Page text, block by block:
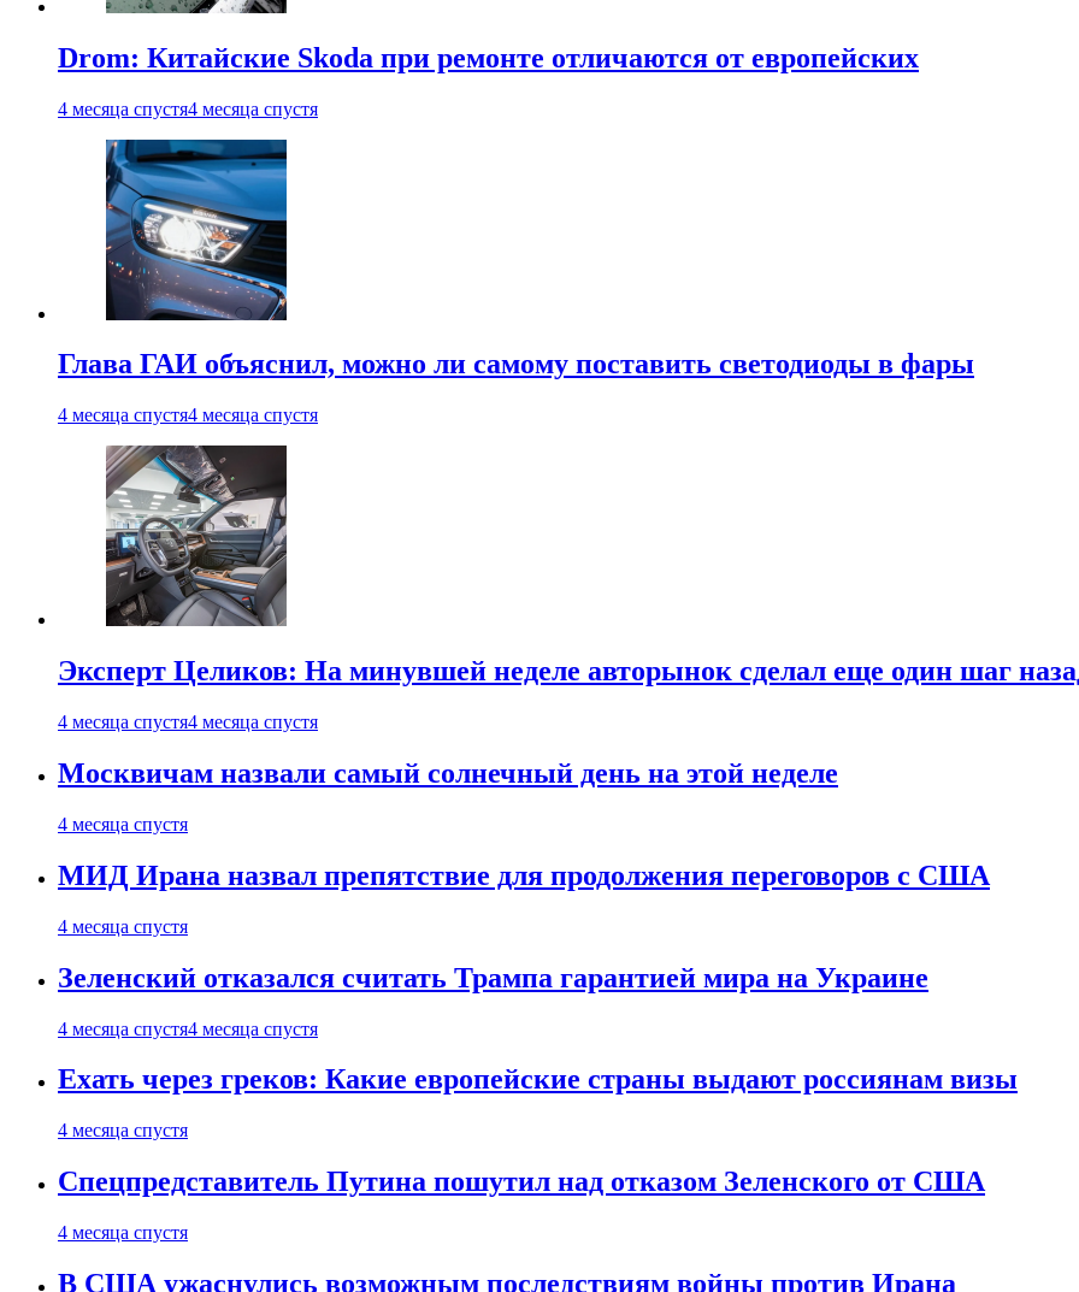
Drom: Китайские Skoda при ремонте отличаются от европейских
4 месяца спустя4 месяца спустя
Глава ГАИ объяснил, можно ли самому поставить светодиоды в фары
4 месяца спустя4 месяца спустя
Эксперт Целиков: На минувшей неделе авторынок сделал еще один шаг
4 месяца спустя4 месяца спустя
Москвичам назвали самый солнечный день на этой неделе
4 месяца спустя
МИД Ирана назвал препятствие для продолжения переговоров с США
4 месяца спустя
Зеленский отказался считать Трампа гарантией мира на Украине
4 месяца спустя4 месяца спустя
Ехать через греков: Какие европейские страны выдают россиянам визы
4 месяца спустя
Спецпредставитель Путина пошутил над отказом Зеленского от США
4 месяца спустя
В США ужаснулись возможным последствиям войны против Ирана